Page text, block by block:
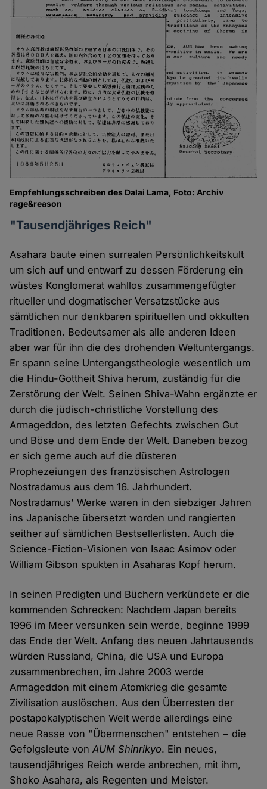
Empfehlungsschreiben des Dalai Lama, Foto: Archiv
rage&reason
"Tausendjähriges Reich"
Asahara baute einen surrealen Persönlichkeitskult
um sich auf und entwarf zu dessen Förderung ein
wüstes Konglomerat wahllos zusammengefügter
ritueller und dogmatischer Versatzstücke aus
sämtlichen nur denkbaren spirituellen und okkulten
Traditionen. Bedeutsamer als alle anderen Ideen
aber war für ihn die des drohenden Weltuntergangs.
Er spann seine Untergangstheologie wesentlich um
die Hindu-Gottheit Shiva herum, zuständig für die
Zerstörung der Welt. Seinen Shiva-Wahn ergänzte er
durch die jüdisch-christliche Vorstellung des
Armageddon, des letzten Gefechts zwischen Gut
und Böse und dem Ende der Welt. Daneben bezog
er sich gerne auch auf die düsteren
Prophezeiungen des französischen Astrologen
Nostradamus aus dem 16. Jahrhundert.
Nostradamus' Werke waren in den siebziger Jahren
ins Japanische übersetzt worden und rangierten
seither auf sämtlichen Bestsellerlisten. Auch die
Science-Fiction-Visionen von Isaac Asimov oder
William Gibson spukten in Asaharas Kopf herum.
In seinen Predigten und Büchern verkündete er die
kommenden Schrecken: Nachdem Japan bereits
1996 im Meer versunken sein werde, beginne 1999
das Ende der Welt. Anfang des neuen Jahrtausends
würden Russland, China, die USA und Europa
zusammenbrechen, im Jahre 2003 werde
Armageddon mit einem Atomkrieg die gesamte
Zivilisation auslöschen. Aus den Überresten der
postapokalyptischen Welt werde allerdings eine
neue Rasse von "Übermenschen" entstehen − die
Gefolgsleute vonAUM Shinrikyo. Ein neues,
tausendjähriges Reich werde anbrechen, mit ihm,
Shoko Asahara, als Regenten und Meister.